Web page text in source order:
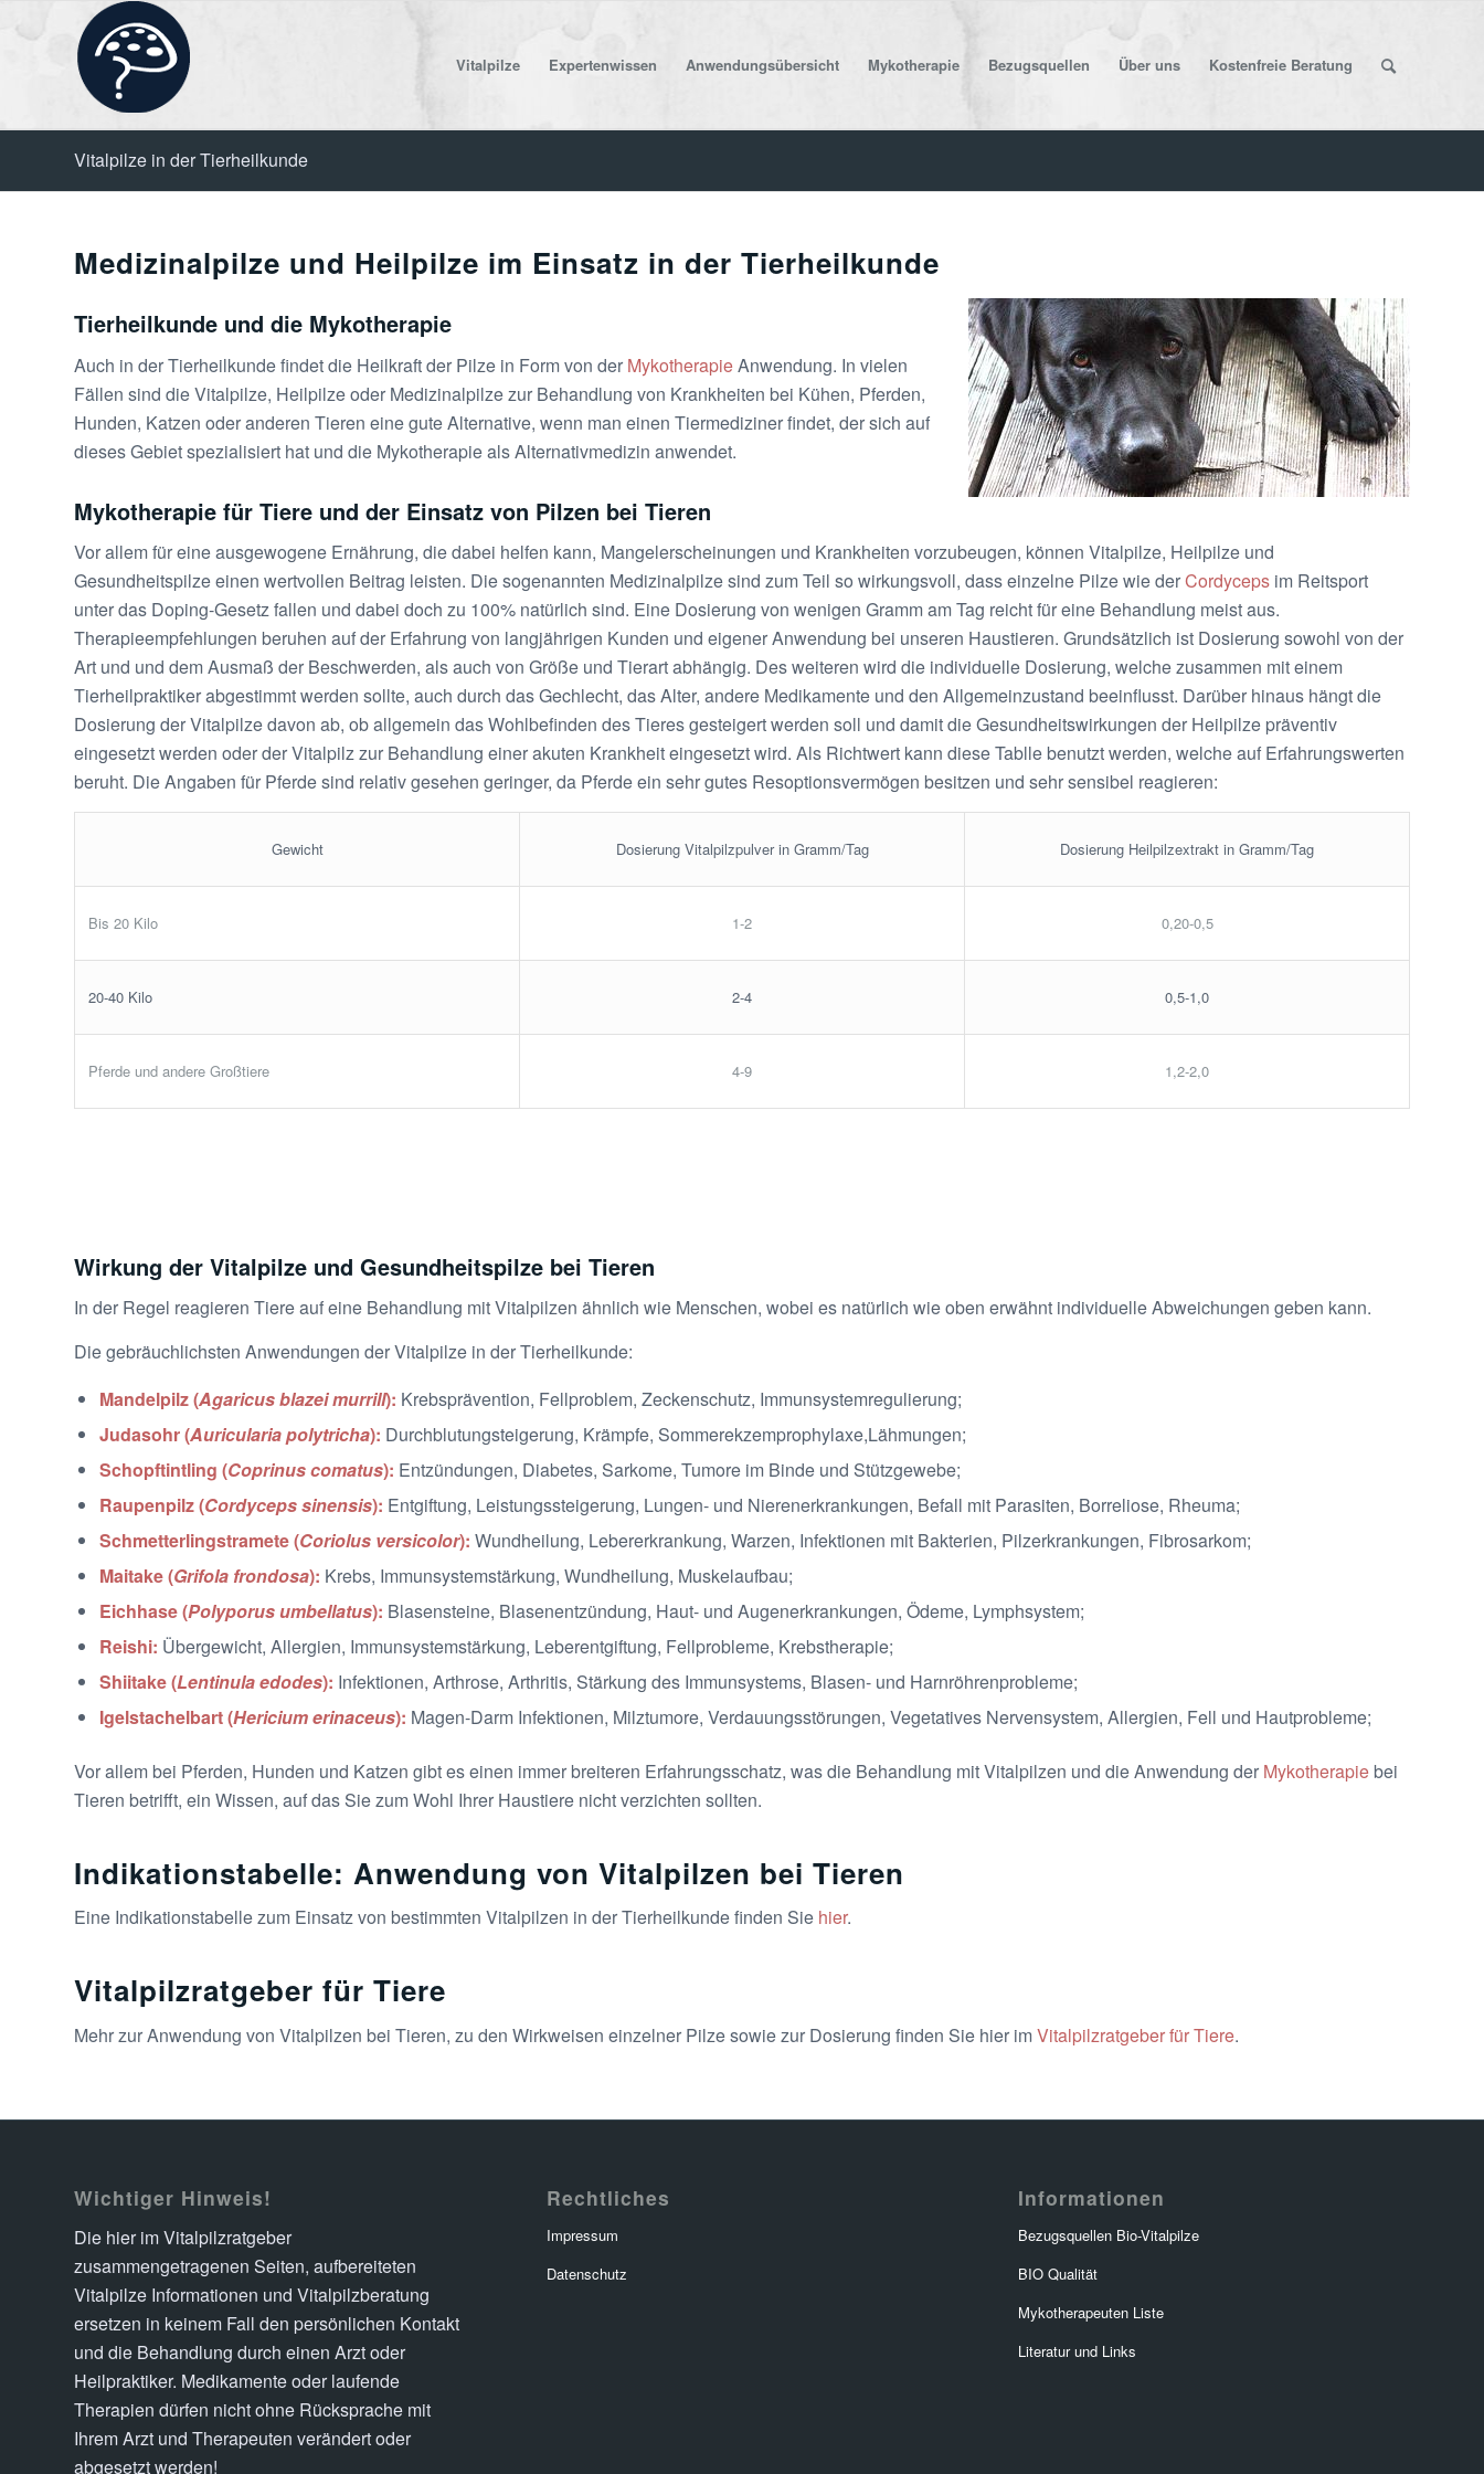
Vitalpilze Expertenwissen Anwendungsübersicht Mykotherapie Bezugsquellen Über uns Kostenfreie Beratung
Vitalpilze in der Tierheilkunde
Medizinalpilze und Heilpilze im Einsatz in der Tierheilkunde
Tierheilkunde und die Mykotherapie
Auch in der Tierheilkunde findet die Heilkraft der Pilze in Form von der MykotherapieAnwendung. In vielen
Fällen sind die Vitalpilze, Heilpilze oder Medizinalpilze zur Behandlung von Krankheiten bei Kühen, Pferden,
Hunden, Katzen oder anderen Tieren eine gute Alternative, wenn man einen Tiermediziner findet, der sich auf
dieses Gebiet spezialisiert hat und die Mykotherapie als Alternativmedizin anwendet.
Mykotherapie für Tiere und der Einsatz von Pilzen bei Tieren
Vor allem für eine ausgewogene Ernährung, die dabei helfen kann, Mangelerscheinungen und Krankheiten vorzubeugen, können Vitalpilze, Heilpilze und
Gesundheitspilze einen wertvollen Beitrag leisten. Die sogenannten Medizinalpilze sind zum Teil so wirkungsvoll, dass einzelne Pilze wie derCordyceps im Reitsport
unter das Doping-Gesetz fallen und dabei doch zu 100% natürlich sind. Eine Dosierung von wenigen Gramm am Tag reicht für eine Behandlung meist aus.
Therapieempfehlungen beruhen auf der Erfahrung von langjährigen Kunden und eigener Anwendung bei unseren Haustieren. Grundsätzlich ist Dosierung sowohl von der
Art und und dem Ausmaß der Beschwerden, als auch von Größe und Tierart abhängig. Des weiteren wird die individuelle Dosierung, welche zusammen mit einem
Tierheilpraktiker abgestimmt werden sollte, auch durch das Gechlecht, das Alter, andere Medikamente und den Allgemeinzustand beeinflusst. Darüber hinaus hängt die
Dosierung der Vitalpilze davon ab, ob allgemein das Wohlbefinden des Tieres gesteigert werden soll und damit die Gesundheitswirkungen der Heilpilze präventiv
eingesetzt werden oder der Vitalpilz zur Behandlung einer akuten Krankheit eingesetzt wird. Als Richtwert kann diese Tablle benutzt werden, welche auf Erfahrungswerten
beruht. Die Angaben für Pferde sind relativ gesehen geringer, da Pferde ein sehr gutes Resoptionsvermögen besitzen und sehr sensibel reagieren:
Gewicht Dosierung Vitalpilzpulver in Gramm/Tag Dosierung Heilpilzextrakt in Gramm/Tag
Bis 20 Kilo 1-2 0,20-0,5
20-40 Kilo 2-4 0,5-1,0
Pferde und andere Großtiere 4-9 1,2-2,0
Wirkung der Vitalpilze und Gesundheitspilze bei Tieren
In der Regel reagieren Tiere auf eine Behandlung mit Vitalpilzen ähnlich wie Menschen, wobei es natürlich wie oben erwähnt individuelle Abweichungen geben kann.
Die gebräuchlichsten Anwendungen der Vitalpilze in der Tierheilkunde:
Mandelpilz (Agaricus blazei murrill): Krebsprävention, Fellproblem, Zeckenschutz, Immunsystemregulierung;
Judasohr (Auricularia polytricha): Durchblutungsteigerung, Krämpfe, Sommerekzemprophylaxe,Lähmungen;
Schopftintling (Coprinus comatus): Entzündungen, Diabetes, Sarkome, Tumore im Binde und Stützgewebe;
Raupenpilz (Cordyceps sinensis): Entgiftung, Leistungssteigerung, Lungen- und Nierenerkrankungen, Befall mit Parasiten, Borreliose, Rheuma;
Schmetterlingstramete (Coriolus versicolor): Wundheilung, Lebererkrankung, Warzen, Infektionen mit Bakterien, Pilzerkrankungen, Fibrosarkom;
Maitake (Grifola frondosa): Krebs, Immunsystemstärkung, Wundheilung, Muskelaufbau;
Eichhase (Polyporus umbellatus): Blasensteine, Blasenentzündung, Haut- und Augenerkrankungen, Ödeme, Lymphsystem;
Reishi: Übergewicht, Allergien, Immunsystemstärkung, Leberentgiftung, Fellprobleme, Krebstherapie;
Shiitake (Lentinula edodes): Infektionen, Arthrose, Arthritis, Stärkung des Immunsystems, Blasen- und Harnröhrenprobleme;
Igelstachelbart (Hericium erinaceus): Magen-Darm Infektionen, Milztumore, Verdauungsstörungen, Vegetatives Nervensystem, Allergien, Fell und Hautprobleme;
Vor allem bei Pferden, Hunden und Katzen gibt es einen immer breiteren Erfahrungsschatz, was die Behandlung mit Vitalpilzen und die Anwendung der Mykotherapiebei
Tieren betrifft, ein Wissen, auf das Sie zum Wohl Ihrer Haustiere nicht verzichten sollten.
Indikationstabelle: Anwendung von Vitalpilzen bei Tieren
Eine Indikationstabelle zum Einsatz von bestimmten Vitalpilzen in der Tierheilkunde finden Sie hier.
Vitalpilzratgeber für Tiere
Mehr zur Anwendung von Vitalpilzen bei Tieren, zu den Wirkweisen einzelner Pilze sowie zur Dosierung finden Sie hier imVitalpilzratgeber für Tiere.
Wichtiger Hinweis!
Die hier im Vitalpilzratgeber
zusammengetragenen Seiten, aufbereiteten
Vitalpilze Informationen und Vitalpilzberatung
ersetzen in keinem Fall den persönlichen Kontakt
und die Behandlung durch einen Arzt oder
Heilpraktiker. Medikamente oder laufende
Therapien dürfen nicht ohne Rücksprache mit
Ihrem Arzt und Therapeuten verändert oder
abgesetzt werden!
Rechtliches
Impressum
Datenschutz
Informationen
Bezugsquellen Bio-Vitalpilze
BIO Qualität
Mykotherapeuten Liste
Literatur und Links